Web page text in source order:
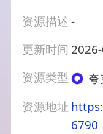
资源描述-
更新时间
资源类型
夸
资源地址
6790